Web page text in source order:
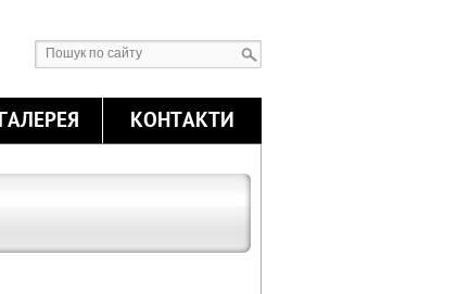
ГАЛЕРЕЯ КОНТАКТИ